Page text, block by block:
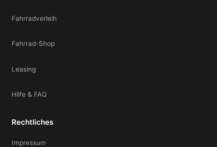
Fahrradverleih
Fahrrad-Shop
Leasing
Hilfe & FAQ
Rechtliches
Impressum